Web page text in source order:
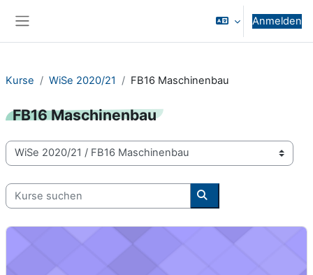
Anmelden
Kurse WiSe 2020/21 FB16 Maschinenbau
FB16 Maschinenbau
Kursbereiche
Kurse suchen
Kurse suchen
Product Design Project (WiSe 2020/21) - 16-98-3023-pj